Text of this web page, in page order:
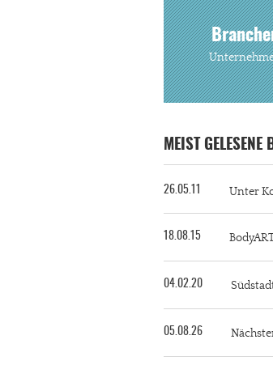
MEIST GELESENE
26.05.11 Unter
18.08.15
04.02.20
05.08.26